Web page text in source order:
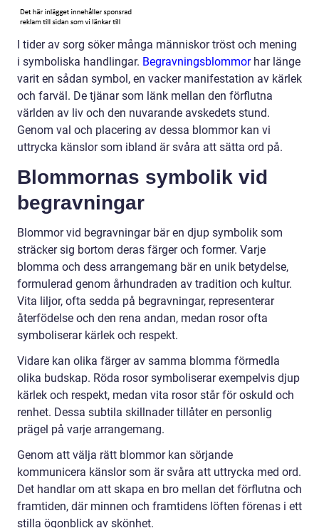
I tider av sorg söker många människor tröst och mening
i symboliska handlingar. Begravningsblommorhar länge
varit en sådan symbol, en vacker manifestation av kärlek
och farväl. De tjänar som länk mellan den förflutna
världen av liv och den nuvarande avskedets stund.
Genom val och placering av dessa blommor kan vi
uttrycka känslor som ibland är svåra att sätta ord på.
Blommornas symbolik vid
begravningar
Blommor vid begravningar bär en djup symbolik som
sträcker sig bortom deras färger och former. Varje
blomma och dess arrangemang bär en unik betydelse,
formulerad genom århundraden av tradition och kultur.
Vita liljor, ofta sedda på begravningar, representerar
återfödelse och den rena andan, medan rosor ofta
symboliserar kärlek och respekt.
Vidare kan olika färger av samma blomma förmedla
olika budskap. Röda rosor symboliserar exempelvis djup
kärlek och respekt, medan vita rosor står för oskuld och
renhet. Dessa subtila skillnader tillåter en personlig
prägel på varje arrangemang.
Genom att välja rätt blommor kan sörjande
kommunicera känslor som är svåra att uttrycka med ord.
Det handlar om att skapa en bro mellan det förflutna och
framtiden, där minnen och framtidens löften förenas i ett
stilla ögonblick av skönhet.